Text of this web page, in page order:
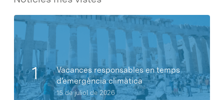
Vacances responsables en temps
d’emergència climàtica
15 de juliol de 2026